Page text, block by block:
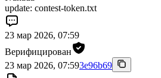
update: contest-token.txt
23 мар 2026, 07:59
Верифицирован
23 мар 2026, 07:593e96b69